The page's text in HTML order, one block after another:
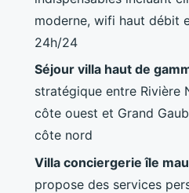
moderne, wifi haut débit
24h/24
Séjour villa haut de
stratégique entre Rivière
côte ouest et Grand
côte nord
Villa conciergerie île
propose des services